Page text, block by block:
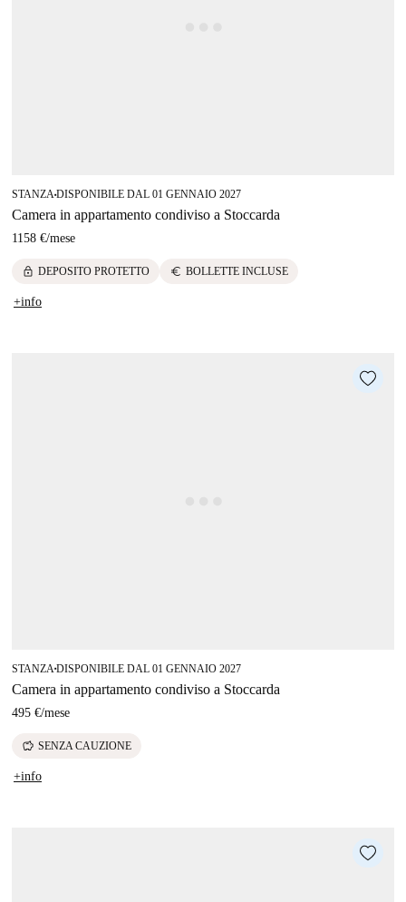
STANZA■DISPONIBILE DAL 01 GENNAIO 2027
Camera in appartamento condiviso a Stoccarda
1158 €/mese
lock DEPOSITO PROTETTO euro BOLLETTE INCLUSE
+info
STANZA ■DISPONIBILE DAL 01 GENNAIO 2027
Camera in appartamento condiviso a Stoccarda
495 €/mese
savings SENZA CAUZIONE
+info